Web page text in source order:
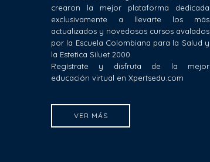
crearon la mejor plataforma dedicada
exclusivamente a llevarte los más
actualizados y novedosos cursos avalados
por la Escuela Colombiana para la Salud y
la Estetica Siluet 2000.
Regístrate y disfruta de la mejor
educación virtual en Xpertsedu.com
VER MÁS